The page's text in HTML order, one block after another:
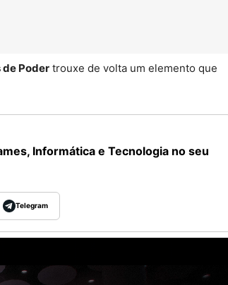
de Poder trouxe de volta um elemento que
Informática e Tecnologia no seu
Telegram